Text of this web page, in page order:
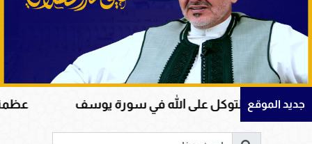
جديد الموقععلى الله في سورة يوسف عظمة القرآن